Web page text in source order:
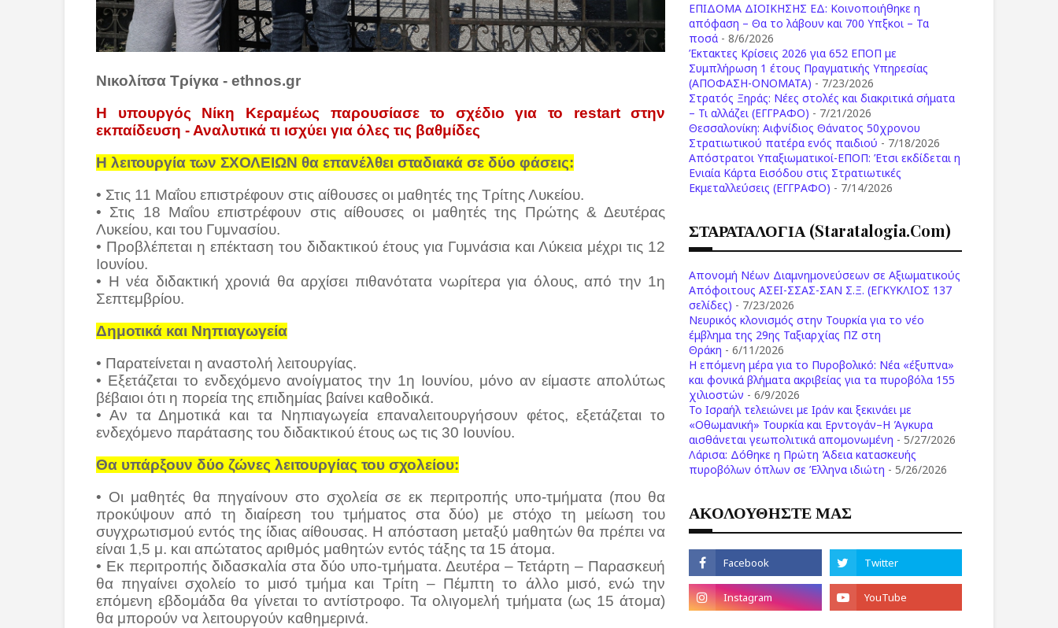
Νικολίτσα Τρίγκα - ethnos.gr
Η υπουργός Νίκη Κεραμέως παρουσίασε το σχέδιο για το restart στην
εκπαίδευση - Αναλυτικά τι ισχύει για όλες τις βαθμίδες
Η λειτουργία των ΣΧΟΛΕΙΩΝ θα επανέλθει σταδιακά σε δύο φάσεις:
• Στις 11 Μαΐου επιστρέφουν στις αίθουσες οι μαθητές της Τρίτης Λυκείου.
• Στις 18 Μαΐου επιστρέφουν στις αίθουσες οι μαθητές της Πρώτης & Δευτέρας
Λυκείου, και του Γυμνασίου.
• Προβλέπεται η επέκταση του διδακτικού έτους για Γυμνάσια και Λύκεια μέχρι τις 12
Ιουνίου.
• Η νέα διδακτική χρονιά θα αρχίσει πιθανότατα νωρίτερα για όλους, από την 1η
Σεπτεμβρίου.
Δημοτικά και Νηπιαγωγεία
• Παρατείνεται η αναστολή λειτουργίας.
• Εξετάζεται το ενδεχόμενο ανοίγματος την 1η Ιουνίου, μόνο αν είμαστε απολύτως
βέβαιοι ότι η πορεία της επιδημίας βαίνει καθοδικά.
• Αν τα Δημοτικά και τα Νηπιαγωγεία επαναλειτουργήσουν φέτος, εξετάζεται το
ενδεχόμενο παράτασης του διδακτικού έτους ως τις 30 Ιουνίου.
Θα υπάρξουν δύο ζώνες λειτουργίας του σχολείου:
• Οι μαθητές θα πηγαίνουν στο σχολεία σε εκ περιτροπής υπο-τμήματα (που θα
προκύψουν από τη διαίρεση του τμήματος στα δύο) με στόχο τη μείωση του
συγχρωτισμού εντός της ίδιας αίθουσας. Η απόσταση μεταξύ μαθητών θα πρέπει να
είναι 1,5 μ. και απώτατος αριθμός μαθητών εντός τάξης τα 15 άτομα.
• Εκ περιτροπής διδασκαλία στα δύο υπο-τμήματα. Δευτέρα – Τετάρτη – Παρασκευή
θα πηγαίνει σχολείο το μισό τμήμα και Τρίτη – Πέμπτη το άλλο μισό, ενώ την
επόμενη εβδομάδα θα γίνεται το αντίστροφο. Τα ολιγομελή τμήματα (ως 15 άτομα)
θα μπορούν να λειτουργούν καθημερινά.
ΕΠΙΔΟΜΑ ΔΙΟΙΚΗΣΗΣ ΕΔ: Κοινοποιήθηκε η
απόφαση – Θα το λάβουν και 700 Υπξκοι – Τα
ποσά - 8/6/2026
Έκτακτες Κρίσεις 2026 για 652 ΕΠΟΠ με
Συμπλήρωση 1 έτους Πραγματικής Υπηρεσίας
(ΑΠΟΦΑΣΗ-ONOMATA) - 7/23/2026
Στρατός Ξηράς: Νέες στολές και διακριτικά σήματα
– Τι αλλάζει (ΕΓΓΡΑΦΟ) - 7/21/2026
Θεσσαλονίκη: Αιφνίδιος Θάνατος 50χρονου
Στρατιωτικού πατέρα ενός παιδιού - 7/18/2026
Απόστρατοι Υπαξιωματικοί-ΕΠΟΠ: Έτσι εκδίδεται η
Ενιαία Κάρτα Εισόδου στις Στρατιωτικές
Εκμεταλλεύσεις (ΕΓΓΡΑΦΟ) - 7/14/2026
ΣΤΑΡΑΤΑΛΟΓΙΑ (staratalogia.com)
Απονομή Νέων Διαμνημονεύσεων σε Αξιωματικούς
Απόφοιτους ΑΣΕΙ-ΣΣΑΣ-ΣΑΝ Σ.Ξ. (ΕΓΚΥΚΛΙΟΣ 137
σελίδες) - 7/23/2026
Νευρικός κλονισμός στην Τουρκία για το νέο
έμβλημα της 29ης Ταξιαρχίας ΠΖ στη
Θράκη - 6/11/2026
Η επόμενη μέρα για το Πυροβολικό: Νέα «έξυπνα»
και φονικά βλήματα ακριβείας για τα πυροβόλα 155
χιλιοστών - 6/9/2026
Το Ισραήλ τελειώνει με Ιράν και ξεκινάει με
«Οθωμανική» Τουρκία και Ερντογάν–Η Άγκυρα
αισθάνεται γεωπολιτικά απομονωμένη - 5/27/2026
Λάρισα: Δόθηκε η Πρώτη Άδεια κατασκευής
πυροβόλων όπλων σε Έλληνα ιδιώτη - 5/26/2026
ΑΚΟΛΟΥΘΗΣΤΕ ΜΑΣ